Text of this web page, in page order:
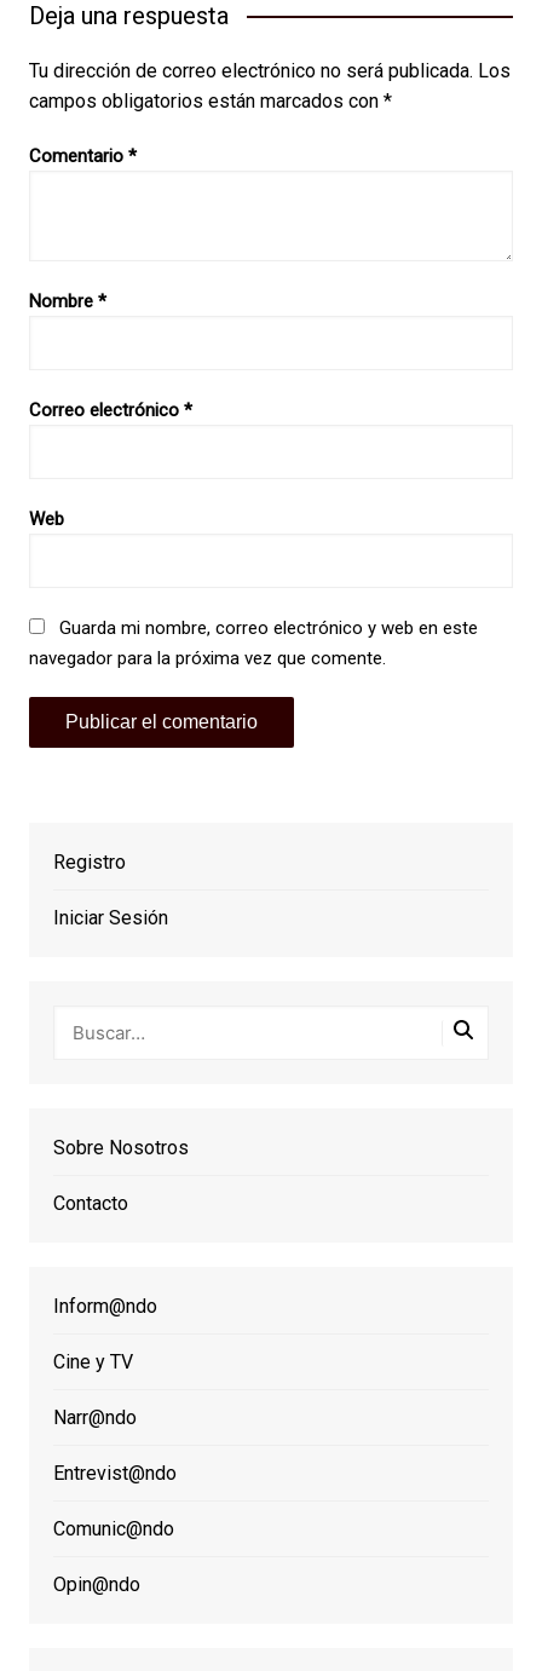
Deja una respuesta
Tu dirección de correo electrónico no será publicada. Los
campos obligatorios están marcados con *
Comentario *
Nombre *
Correo electrónico *
Web
Guarda mi nombre, correo electrónico y web en este
navegador para la próxima vez que comente.
Registro
Iniciar Sesión
Sobre Nosotros
Contacto
Inform@ndo
Cine y TV
Narr@ndo
Entrevist@ndo
Comunic@ndo
Opin@ndo